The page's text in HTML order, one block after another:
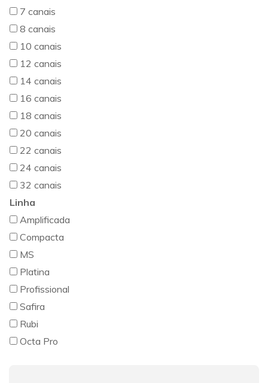
7 canais
8 canais
10 canais
12 canais
14 canais
16 canais
18 canais
20 canais
22 canais
24 canais
32 canais
Linha
Amplificada
Compacta
MS
Platina
Profissional
Safira
Rubi
Octa Pro